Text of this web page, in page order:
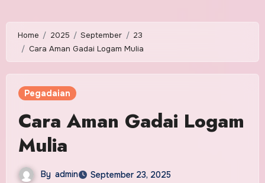
Home 2025 September
23
Cara Aman Gadai Logam Mulia
Pegadaian
Cara Aman Gadai Logam
Mulia
By admin
September 23, 2025